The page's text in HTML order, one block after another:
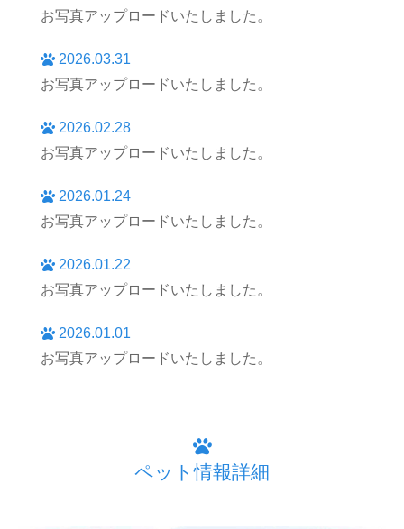
お写真アップロードいたしました。
2026.03.31
お写真アップロードいたしました。
2026.02.28
お写真アップロードいたしました。
2026.01.24
お写真アップロードいたしました。
2026.01.22
お写真アップロードいたしました。
2026.01.01
お写真アップロードいたしました。
ペット情報詳細